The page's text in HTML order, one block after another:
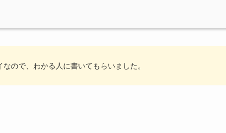
ので、わかる人に書いてもらいました。